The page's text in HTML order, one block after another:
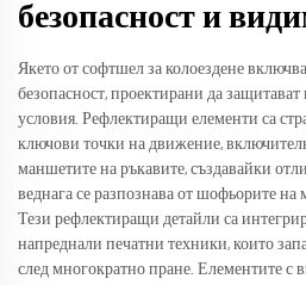
безопасност и
Якето от софтшел за колоездене
безопасност, проектирани да
условия. Рефлектиращи елементи са
ключови точки на движение,
маншетите на ръкавите, създавайки
веднага се разпознава от шофьорите на
Тези рефлектиращи детайли са
напреднали печатни техники, които
след многократно пране. Елементите с